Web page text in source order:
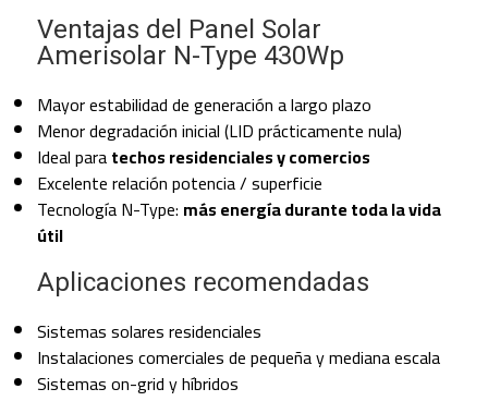
Ventajas del Panel Solar
Amerisolar N-Type 430Wp
Mayor estabilidad de generación a largo plazo
Menor degradación inicial (LID prácticamente nula)
Ideal paratechos residenciales y comercios
Excelente relación potencia / superficie
Tecnología N-Type: más energía durante toda la vida
útil
Aplicaciones recomendadas
Sistemas solares residenciales
Instalaciones comerciales de pequeña y mediana escala
Sistemas on-grid y híbridos